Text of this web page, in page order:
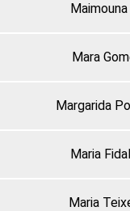
Maimouna
Mara
Margarida
Maria
Maria